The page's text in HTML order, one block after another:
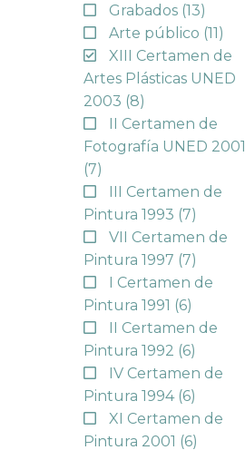
Grabados (13)
Arte público (11)
XIII Certamen de
Artes Plásticas UNED
2003 (8)
II Certamen de
Fotografía UNED 2001
(7)
III Certamen de
Pintura 1993 (7)
VII Certamen de
Pintura 1997 (7)
I Certamen de
Pintura 1991 (6)
II Certamen de
Pintura 1992 (6)
IV Certamen de
Pintura 1994 (6)
XI Certamen de
Pintura 2001 (6)